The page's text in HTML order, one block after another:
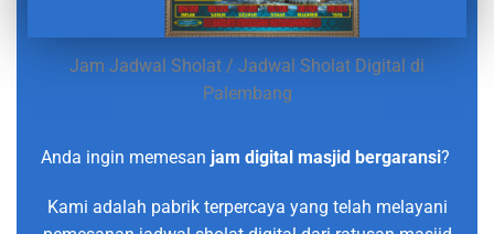
Jam Jadwal Sholat / Jadwal Sholat Digital di
Palembang
Anda ingin memesan jam digital masjid bergaransi?
Kami adalah pabrik terpercaya yang telah melayani